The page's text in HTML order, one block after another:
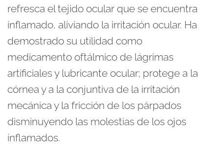
refresca el tejido ocular que se encuentra
inflamado, aliviando la irritación ocular. Ha
demostrado su utilidad como
medicamento oftálmico de lágrimas
artificiales y lubricante ocular; protege a la
córnea y a la conjuntiva de la irritación
mecánica y la fricción de los párpados
disminuyendo las molestias de los ojos
inflamados.